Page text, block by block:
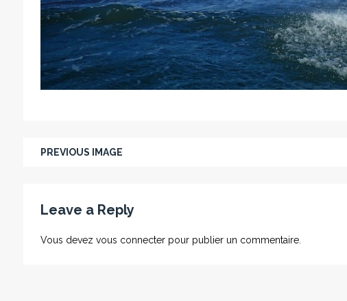
PREVIOUS IMAGE
Leave a Reply
Vous devez vous connecterpour publier un commentaire.